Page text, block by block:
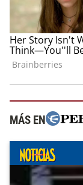
MÁS EN